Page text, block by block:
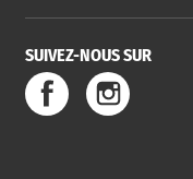
SERVICE
DE L'EAU
SUIVEZ-NOUS SUR